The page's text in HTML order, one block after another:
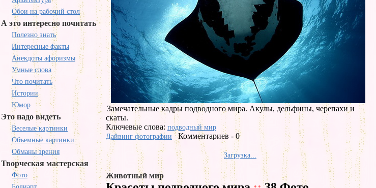
Обои на рабочий стол
А это интересно почитать
Полезно знать
Интересные факты
Анекдоты афоризмы
Умные слова
Что почитать
Истории
Юмор
Это надо видеть
Веселые картинки
Объемные картинки
Обманы зрения
Творческая мастерская
Фото
Замечательные кадры подводного мира. Акулы, дельфины, черепахи и
скаты.
Ключевые слова: подводный мир
Дайвинг фотографии
Комментариев - 0
Загрузка...
Животный мир